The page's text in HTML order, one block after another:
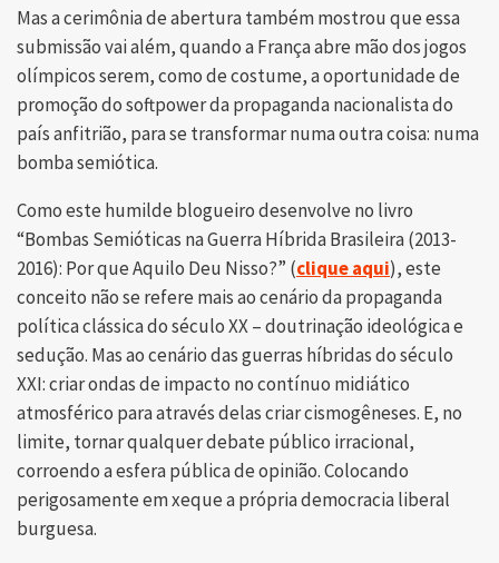
Mas a cerimônia de abertura também mostrou que essa
submissão vai além, quando a França abre mão dos jogos
olímpicos serem, como de costume, a oportunidade de
promoção do softpower da propaganda nacionalista do
país anfitrião, para se transformar numa outra coisa: numa
bomba semiótica.
Como este humilde blogueiro desenvolve no livro
“Bombas Semióticas na Guerra Híbrida Brasileira (2013-
2016): Por que Aquilo Deu Nisso?” (clique aqui), este
conceito não se refere mais ao cenário da propaganda
política clássica do século XX – doutrinação ideológica e
sedução. Mas ao cenário das guerras híbridas do século
XXI: criar ondas de impacto no contínuo midiático
atmosférico para através delas criar cismogêneses. E, no
limite, tornar qualquer debate público irracional,
corroendo a esfera pública de opinião. Colocando
perigosamente em xeque a própria democracia liberal
burguesa.